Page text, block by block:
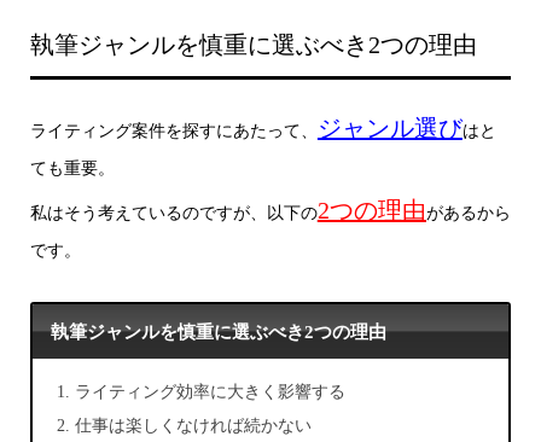
執筆ジャンルを慎重に選ぶべき2つの理由
ライティング案件を探すにあたって、 ジャンル選びはと
ても重要。
私はそう考えているのですが、以下の2つの理由があるから
です。
執筆ジャンルを慎重に選ぶべき2つの理由
ライティング効率に大きく影響する
仕事は楽しくなければ続かない